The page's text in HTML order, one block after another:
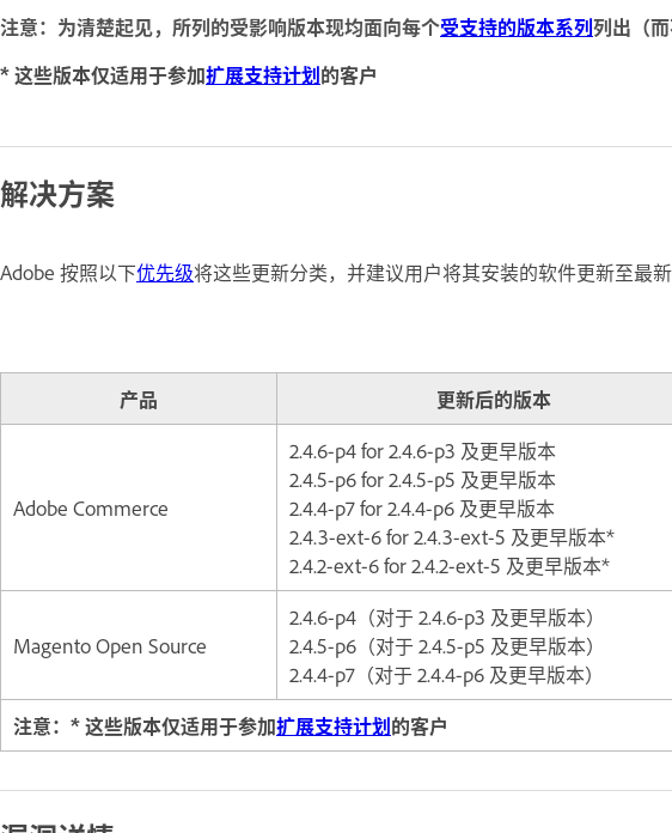
注意：为清楚起见，所列的受影响版本现均面向每个受支持的版本系列列出（
* 这些版本仅适用于参加扩展支持计划的客户
解决方案
Adobe 按照以下优先级将这些更新分类，并建议用户将其安装的软件更新至最新
产品 更新后的版本
Adobe Commerce
2.4.6-p4 for 2.4.6-p3 及更早版本
2.4.5-p6 for 2.4.5-p5 及更早版本
2.4.4-p7 for 2.4.4-p6 及更早版本
2.4.3-ext-6 for 2.4.3-ext-5 及更早版本*
2.4.2-ext-6 for 2.4.2-ext-5 及更早版本*
Magento Open Source
2.4.6-p4（对于 2.4.6-p3 及更早版本）
2.4.5-p6（对于 2.4.5-p5 及更早版本）
2.4.4-p7（对于 2.4.4-p6 及更早版本）
注意：* 这些版本仅适用于参加扩展支持计划的客户